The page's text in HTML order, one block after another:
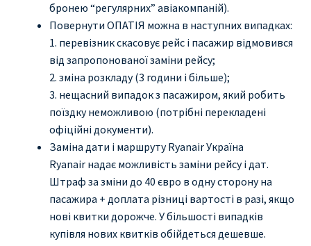
бронею “регулярних” авіакомпаній).
Повернути ОПАТІЯ можна в наступних випадках:
1. перевізник скасовує рейс і пасажир відмовився
від запропонованої заміни рейсу;
2. зміна розкладу (3 години і більше);
3. нещасний випадок з пасажиром, який робить
поїздку неможливою (потрібні перекладені
офіційні документи).
Заміна дати і маршруту Ryanair Україна
Ryanair надає можливість заміни рейсу і дат.
Штраф за зміни до 40 євро в одну сторону на
пасажира + доплата різниці вартості в разі, якщо
нові квитки дорожче. У більшості випадків
купівля нових квитків обійдеться дешевше.